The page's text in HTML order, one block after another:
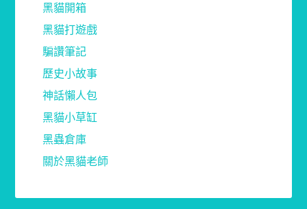
黑貓開箱
黑貓打遊戲
騙讚筆記
歷史小故事
神話懶人包
黑貓小草缸
黑蟲倉庫
關於黑貓老師